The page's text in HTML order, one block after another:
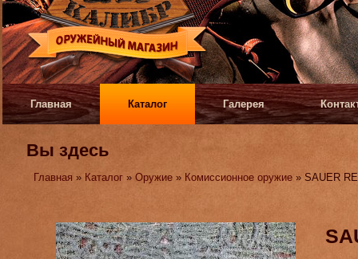
Главная Каталог Галерея
Вы здесь
Главная » Каталог »Оружие » Комиссионное оружие » SAUER